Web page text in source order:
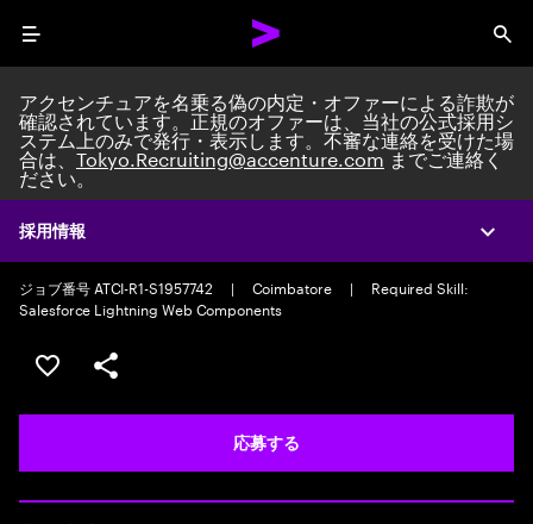
Menu
採用情報
アクセンチュアを名乗る偽の内定・オファーによる詐欺が
確認されています。正規のオファーは、当社の公式採用シ
ステム上のみで発行・表示します。不審な連絡を受けた場
合は、Tokyo.Recruiting@accenture.comまでご連絡く
ださい。
Application Support Engineer
Packaged Application Development Associate Manager
Full time
ジョブ番号 ATCI-R1-S1957742
| Coimbatore |
Required Skill:
Salesforce Lightning Web Components
ポジションを保存する 【首都圏エリア】契約社員（給
シェア
応募する